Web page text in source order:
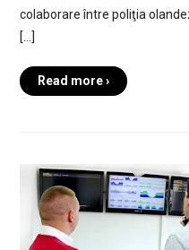
colaborare între poliţia
[…]
Read more ›